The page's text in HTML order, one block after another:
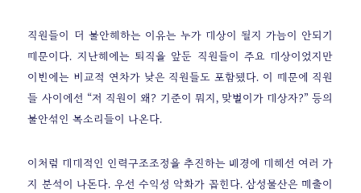
직원들이 더 불안해하는 이유는 누가 대상이 될지 가늠이 안되기
때문이다. 지난해에는 퇴직을 앞둔 직원들이 주요 대상이었지만
이번에는 비교적 연차가 낮은 직원들도 포함됐다. 이 때문에 직원
들 사이에선 “저 직원이 왜? 기준이 뭐지, 맞벌이가 대상자?” 등의
불안섞인 목소리들이 나온다.
이처럼 대대적인 인력구조조정을 추진하는 배경에 대해선 여러 가
지 분석이 나돈다. 우선 수익성 악화가 꼽힌다. 삼성물산은 매출이